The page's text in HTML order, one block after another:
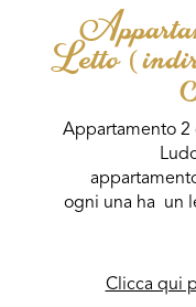
Letto (
Appartamento 2
ogni una ha un
Clicca qui